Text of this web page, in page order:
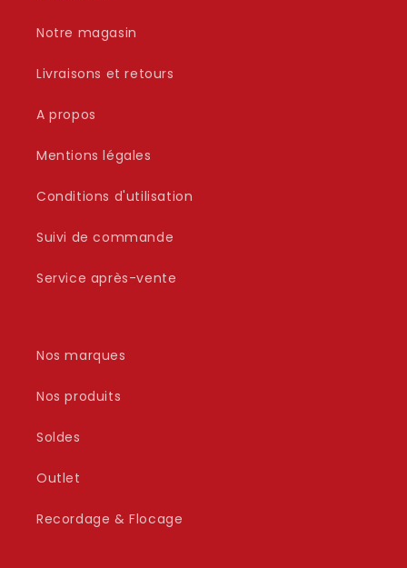
Notre magasin
Livraisons et retours
A propos
Mentions légales
Conditions d'utilisation
Suivi de commande
Service après-vente
Nos marques
Nos produits
Soldes
Outlet
Recordage & Flocage